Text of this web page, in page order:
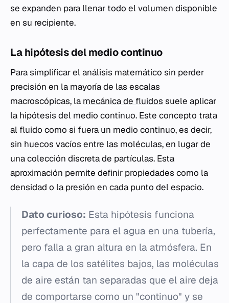
se expanden para llenar todo el volumen disponible
en su recipiente.
La hipótesis del medio continuo
Para simplificar el análisis matemático sin perder
precisión en la mayoría de las escalas
macroscópicas, la mecánica de fluidos suele aplicar
la hipótesis del medio continuo. Este concepto trata
al fluido como si fuera un medio continuo, es decir,
sin huecos vacíos entre las moléculas, en lugar de
una colección discreta de partículas. Esta
aproximación permite definir propiedades como la
densidad o la presión en cada punto del espacio.
Dato curioso: Esta hipótesis funciona
perfectamente para el agua en una tubería,
pero falla a gran altura en la atmósfera. En
la capa de los satélites bajos, las moléculas
de aire están tan separadas que el aire deja
de comportarse como un "continuo" y se